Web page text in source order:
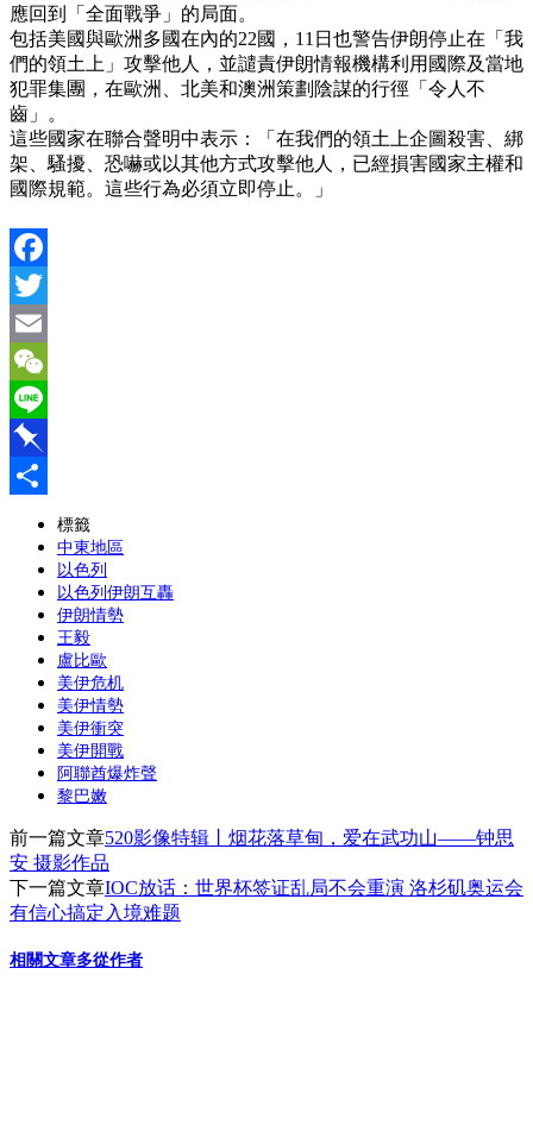
應回到「全面戰爭」的局面。
包括美國與歐洲多國在內的22國，11日也警告伊朗停止在「我
們的領土上」攻擊他人，並譴責伊朗情報機構利用國際及當地
犯罪集團，在歐洲、北美和澳洲策劃陰謀的行徑「令人不
齒」。
這些國家在聯合聲明中表示：「在我們的領土上企圖殺害、綁
架、騷擾、恐嚇或以其他方式攻擊他人，已經損害國家主權和
國際規範。這些行為必須立即停止。」
Facebook
Twitter
Email
WeChat
Line
Pinboard
標籤
中東地區
以色列
以色列伊朗互轟
伊朗情勢
王毅
盧比歐
美伊危机
美伊情勢
美伊衝突
美伊開戰
阿聯酋爆炸聲
黎巴嫩
前一篇文章520影像特辑丨烟花落草甸，爱在武功山——钟思
安 摄影作品
下一篇文章IOC放话：世界杯签证乱局不会重演 洛杉矶奥运会
有信心搞定入境难题
相關文章多從作者